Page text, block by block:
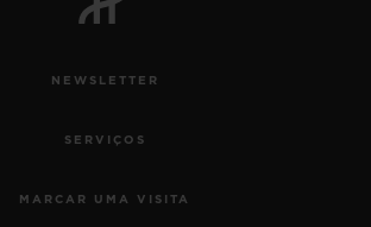
NEWSLETTER
SERVIÇOS
MARCAR UMA VISITA